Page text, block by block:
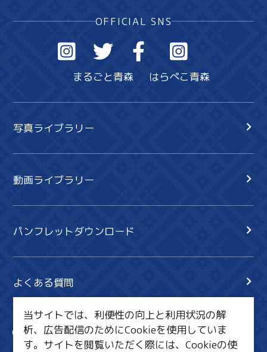
OFFICIAL SNS
まるごと青森 はらぺこ青森
写真ライブラリー
動画ライブラリー
パンフレットダウンロード
よくある質問
サイト内検索
共有
当サイトでは、利便性の向上と利用状況の解
析、広告配信のためにCookieを使用していま
す。サイトを閲覧いただく際には、Cookieの使